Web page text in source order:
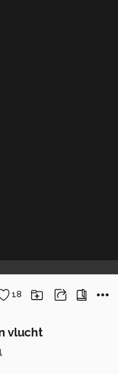
18
vlucht